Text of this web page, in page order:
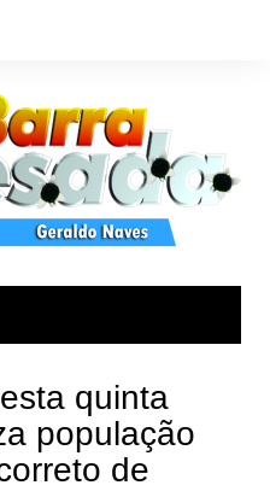
quinta
população
de